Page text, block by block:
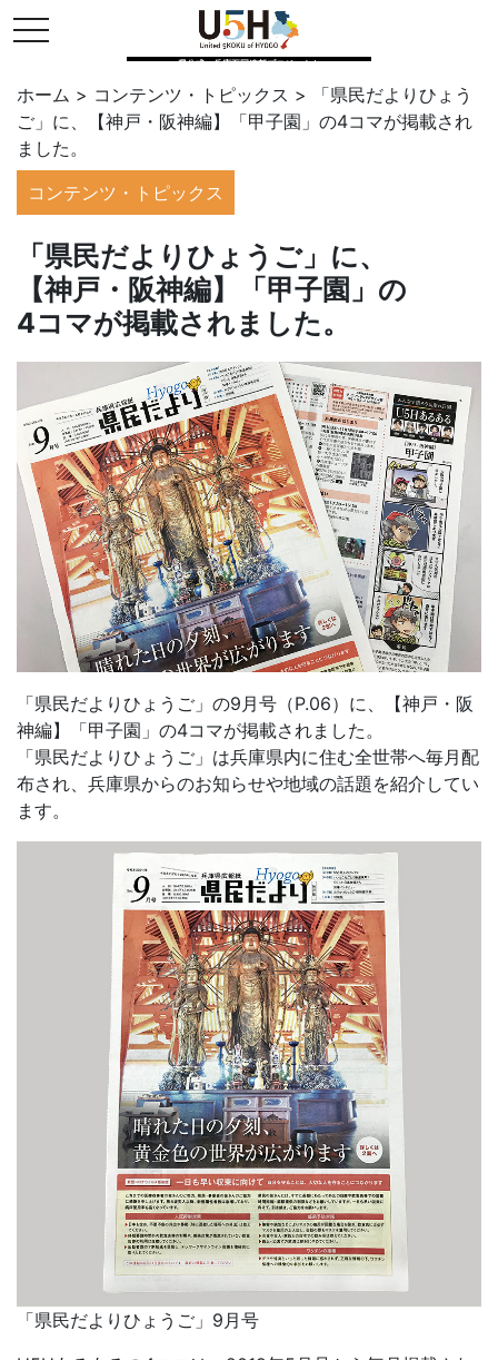
toggle navigation
県公式・兵庫五国連邦プロジェクト
ホーム > コンテンツ・トピックス >
「県民だよりひょう
ご」に、【神戸・阪神編】「甲子園」の4コマが掲載され
ました。
コンテンツ・トピックス
「県民だよりひょうご」に、
【神戸・阪神編】「甲子園」の
4コマが掲載されました。
「県民だよりひょうご」の9月号（P.06）に、【神戸・阪
神編】「甲子園」の4コマが掲載されました。
「県民だよりひょうご」は兵庫県内に住む全世帯へ毎月配
布され、兵庫県からのお知らせや地域の話題を紹介してい
ます。
「県民だよりひょうご」9月号